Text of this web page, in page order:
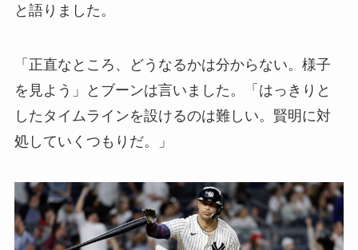
と語りました。
「正直なところ、どうなるかは分からない。様子
を見よう」とブーンは言いました。「はっきりと
したタイムラインを設けるのは難しい。賢明に対
処していくつもりだ。」